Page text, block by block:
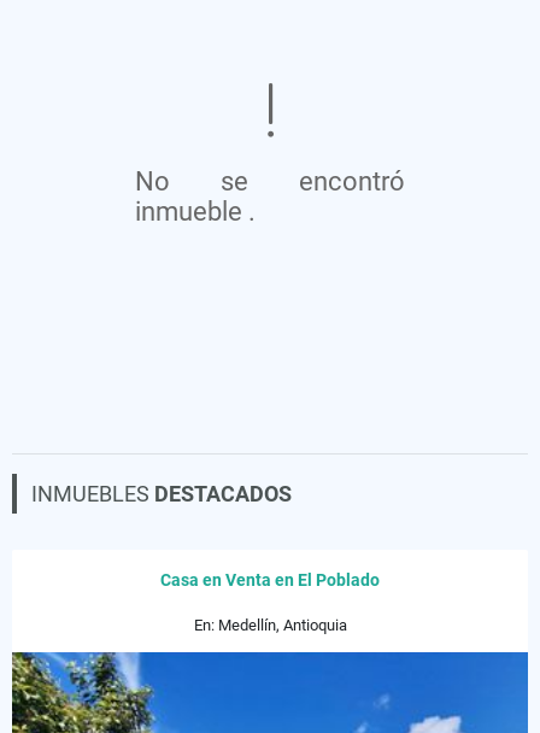
No se encontró
inmueble .
INMUEBLES DESTACADOS
Casa en Venta en El Poblado
En: Medellín, Antioquia